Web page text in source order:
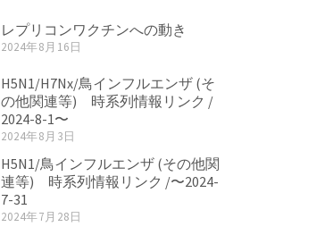
レプリコンワクチンへの動き
2024年8月16日
H5N1/H7Nx/鳥インフルエンザ (そ
の他関連等) 時系列情報リンク /
2024-8-1〜
2024年8月3日
H5N1/鳥インフルエンザ (その他関
連等) 時系列情報リンク /〜2024-
7-31
2024年7月28日